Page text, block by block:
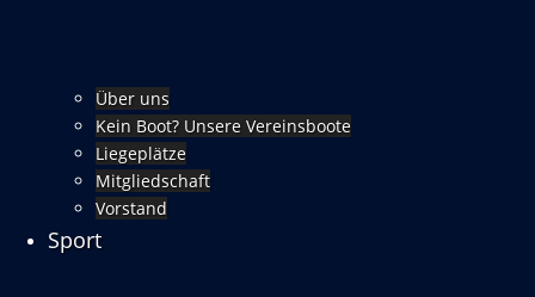
Über uns
Kein Boot? Unsere Vereinsboote
Liegeplätze
Mitgliedschaft
Vorstand
Sport